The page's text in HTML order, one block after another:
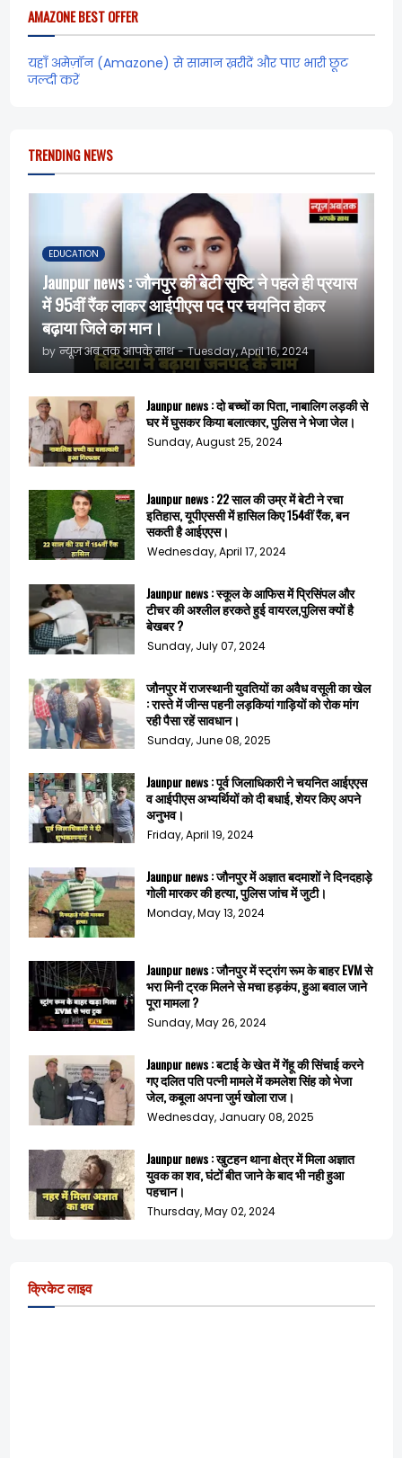
AMAZONE BEST OFFER
यहाँ अमेज़ॉन (Amazone) से सामान ख़रीदें और पाए भारी छूट
जल्दी करें
TRENDING NEWS
EDUCATION
Jaunpur news : जौनपुर की बेटी सृष्टि ने पहले ही प्रयास
में 95वीं रैंक लाकर आईपीएस पद पर चयनित होकर
बढ़ाया जिले का मान।
by न्यूज़ अब तक आपके साथ - Tuesday, April 16, 2024
Jaunpur news : दो बच्चों का पिता, नाबालिग लड़की से
घर में घुसकर किया बलात्कार, पुलिस ने भेजा जेल।
Sunday, August 25, 2024
Jaunpur news : 22 साल की उम्र में बेटी ने रचा
इतिहास, यूपीएससी में हासिल किए 154वीं रैंक, बन
सकती है आईएएस।
Wednesday, April 17, 2024
Jaunpur news : स्कूल के आफिस में प्रिसिंपल और
टीचर की अश्लील हरकते हुई वायरल,पुलिस क्यों है
बेखबर ?
Sunday, July 07, 2024
जौनपुर में राजस्थानी युवतियों का अवैध वसूली का खेल
: रास्ते में जीन्स पहनी लड़कियां गाड़ियों को रोक मांग
रही पैसा रहें सावधान।
Sunday, June 08, 2025
Jaunpur news : पूर्व जिलाधिकारी ने चयनित आईएएस
व आईपीएस अभ्यर्थियों को दी बधाई, शेयर किए अपने
अनुभव।
Friday, April 19, 2024
Jaunpur news : जौनपुर में अज्ञात बदमाशों ने दिनदहाड़े
गोली मारकर की हत्या, पुलिस जांच में जुटी।
Monday, May 13, 2024
Jaunpur news : जौनपुर में स्ट्रांग रूम के बाहर EVM से
भरा मिनी ट्रक मिलने से मचा हड़कंप, हुआ बवाल जाने
पूरा मामला ?
Sunday, May 26, 2024
Jaunpur news : बटाई के खेत में गेंहू की सिंचाई करने
गए दलित पति पत्नी मामले में कमलेश सिंह को भेजा
जेल, कबूला अपना जुर्म खोला राज।
Wednesday, January 08, 2025
Jaunpur news : खुटहन थाना क्षेत्र में मिला अज्ञात
युवक का शव, घंटों बीत जाने के बाद भी नही हुआ
पहचान।
Thursday, May 02, 2024
क्रिकेट लाइव